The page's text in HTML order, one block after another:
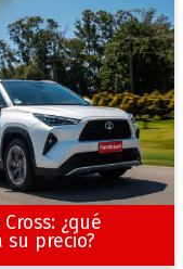
¿qué
precio?